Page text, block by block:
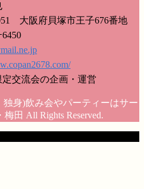
大阪府貝塚市王子676番地
6450
定交流会の企画・運営
身)飲み会やパーティーはサー
田 All Rights Reserved.